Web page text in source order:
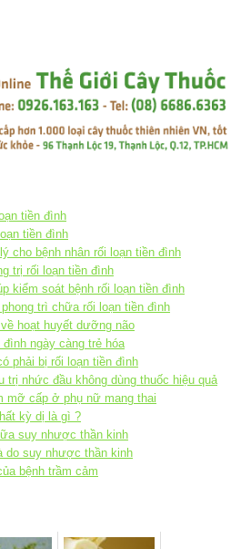
tiền đình
tiền đình
cho bệnh nhân rối loạn tiền đình
trị rối loạn tiền đình
kiểm soát bệnh rối loạn tiền đình
trì chữa rối loạn tiền đình
hoạt huyết dưỡng não
ngày càng trẻ hóa
phải bị rối loạn tiền đình
trị nhức đầu không dùng thuốc hiệu quả
mỡ cấp ở phụ nữ mang thai
kỳ dị là gì ?
suy nhược thần kinh
do suy nhược thần kinh
bệnh trầm cảm